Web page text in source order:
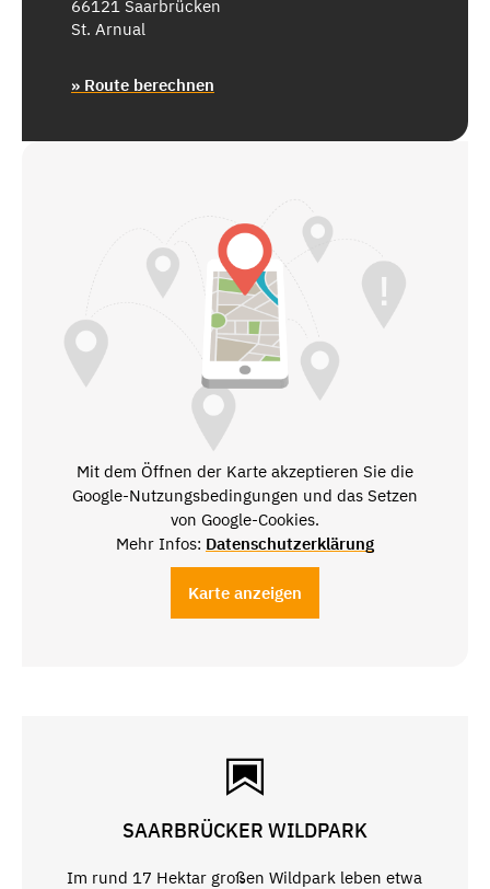
66121 Saarbrücken
St. Arnual
» Route berechnen
Mit dem Öffnen der Karte akzeptieren Sie die
Google-Nutzungsbedingungen und das Setzen
von Google-Cookies.
Mehr Infos: Datenschutzerklärung
Karte anzeigen
SAARBRÜCKER WILDPARK
Im rund 17 Hektar großen Wildpark leben etwa